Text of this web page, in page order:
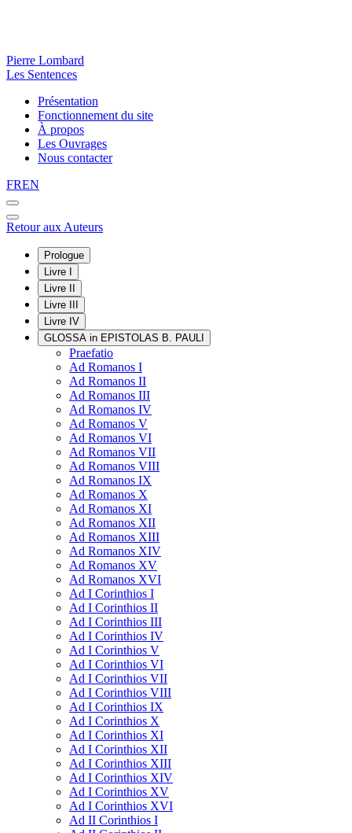
Pierre Lombard
Les Sentences
Présentation
Fonctionnement du site
À propos
Les Ouvrages
Nous contacter
FREN
Retour aux Auteurs
Prologue
Livre I
Livre II
Livre III
Livre IV
GLOSSA in EPISTOLAS B. PAULI
Praefatio
Ad Romanos I
Ad Romanos II
Ad Romanos III
Ad Romanos IV
Ad Romanos V
Ad Romanos VI
Ad Romanos VII
Ad Romanos VIII
Ad Romanos IX
Ad Romanos X
Ad Romanos XI
Ad Romanos XII
Ad Romanos XIII
Ad Romanos XIV
Ad Romanos XV
Ad Romanos XVI
Ad I Corinthios I
Ad I Corinthios II
Ad I Corinthios III
Ad I Corinthios IV
Ad I Corinthios V
Ad I Corinthios VI
Ad I Corinthios VII
Ad I Corinthios VIII
Ad I Corinthios IX
Ad I Corinthios X
Ad I Corinthios XI
Ad I Corinthios XII
Ad I Corinthios XIII
Ad I Corinthios XIV
Ad I Corinthios XV
Ad I Corinthios XVI
Ad II Corinthios I